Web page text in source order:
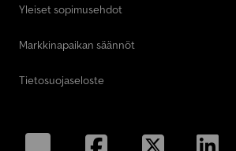
Yleiset sopimusehdot
Markkinapaikan säännöt
Tietosuojaseloste